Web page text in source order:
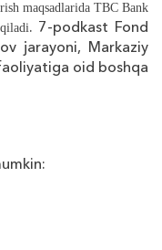
maqsadlarida TBC Bank
. 7-podkast Fond
jarayoni, Markaziy
oid boshqa